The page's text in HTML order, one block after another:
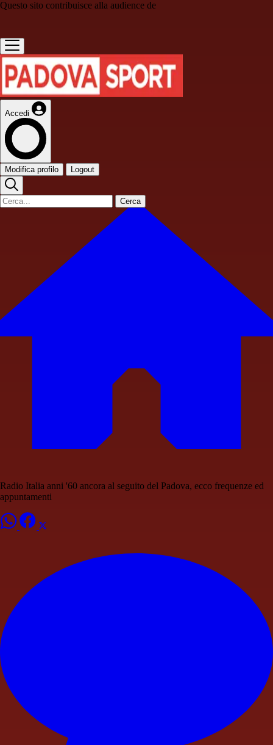
Questo sito contribuisce alla audience de
Accedi
Modifica profilo Logout
Cerca
Radio Italia anni '60 ancora al seguito del Padova, ecco frequenze ed
appuntamenti